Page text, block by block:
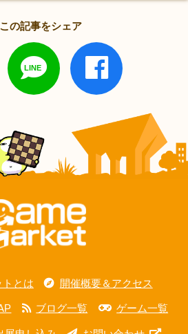
この記事をシェア
とは 開催概要＆アクセス
ブログ一覧 ゲーム一覧